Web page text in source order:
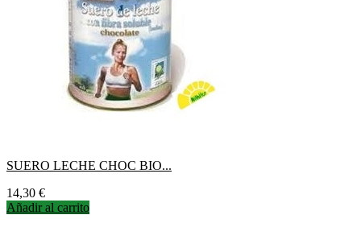
SUERO LECHE CHOC BIO...
Precio
14,30 €
Añadir al carrito